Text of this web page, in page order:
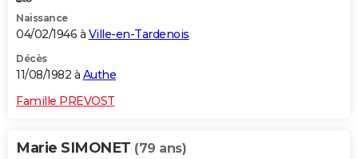
Naissance
04/02/1946 à Ville-en-Tardenois
Décès
11/08/1982 à Authe
Famille PREVOST
Marie SIMONET (79 ans)